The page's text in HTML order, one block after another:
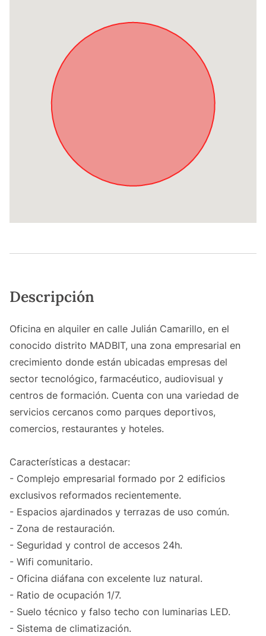
Descripción
Oficina en alquiler en calle Julián Camarillo, en el
conocido distrito MADBIT, una zona empresarial en
crecimiento donde están ubicadas empresas del
sector tecnológico, farmacéutico, audiovisual y
centros de formación. Cuenta con una variedad de
servicios cercanos como parques deportivos,
comercios, restaurantes y hoteles.
Características a destacar:
- Complejo empresarial formado por 2 edificios
exclusivos reformados recientemente.
- Espacios ajardinados y terrazas de uso común.
- Zona de restauración.
- Seguridad y control de accesos 24h.
- Wifi comunitario.
- Oficina diáfana con excelente luz natural.
- Ratio de ocupación 1/7.
- Suelo técnico y falso techo con luminarias LED.
- Sistema de climatización.